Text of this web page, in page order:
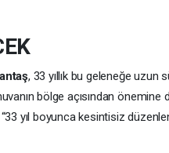
, 33 yıllık bu geleneğe uzun
bölge açısından önemine
yıl boyunca kesintisiz